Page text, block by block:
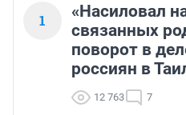
1
«Насиловал
связанных
поворот в
россиян в
12 763 7